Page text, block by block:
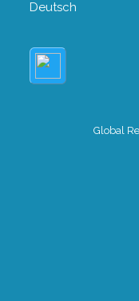
Deutsch
Global